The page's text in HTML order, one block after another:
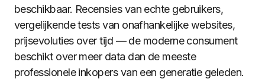
beschikbaar. Recensies van echte gebruikers,
vergelijkende tests van onafhankelijke websites,
prijsevoluties over tijd — de moderne consument
beschikt over meer data dan de meeste
professionele inkopers van een generatie geleden.